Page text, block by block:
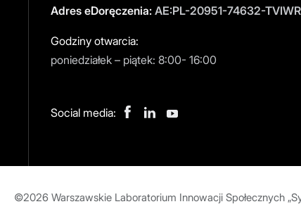
Adres eDoręczenia: AE:PL-20951-74632-
Godziny otwarcia:
poniedziałek – piątek: 8:00- 16:00
Social media:
©2026 Warszawskie Laboratorium Innowacji Społecznych